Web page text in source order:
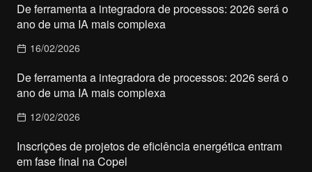
De ferramenta a integradora de processos: 2026 será o
ano de uma IA mais complexa
16/02/2026
De ferramenta a integradora de processos: 2026 será o
ano de uma IA mais complexa
12/02/2026
Inscrições de projetos de eficiência energética entram
em fase final na Copel